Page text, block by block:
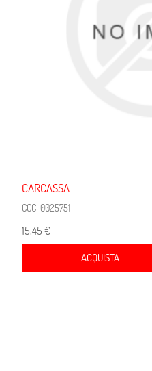
CARCASSA
CCC-0025751
15,45 €
ACQUISTA